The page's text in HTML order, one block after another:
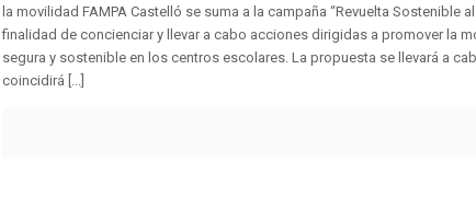
la movilidad FAMPA Castelló se suma a la campaña “Revuelta Sostenible
finalidad de concienciar y llevar a cabo acciones dirigidas a promover la
segura y sostenible en los centros escolares. La propuesta se llevará a
coincidirá [...]